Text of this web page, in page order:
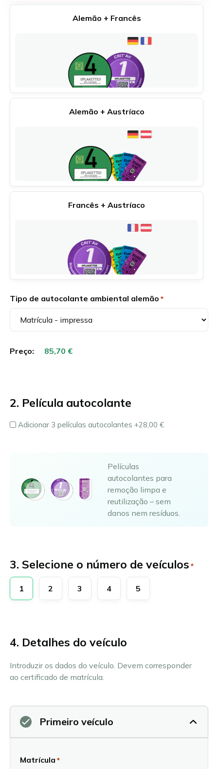
Alemão + Francês
Alemão + Austríaco
Francês + Austríaco
Tipo de autocolante ambiental alemão *
Preço:
2. Película autocolante
Adicionar 3 películas autocolantes +28,00 €
Películas
autocolantes para
remoção limpa e
reutilização – sem
danos nem resíduos.
3. Selecione o número de veículos *
1 2 3 4 5
4. Detalhes do veículo
Introduzir os dados do veículo. Devem corresponder
ao certificado de matrícula.
Primeiro veículo
Matrícula *